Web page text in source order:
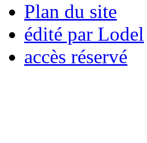
Plan du site
édité par Lodel
accès réservé